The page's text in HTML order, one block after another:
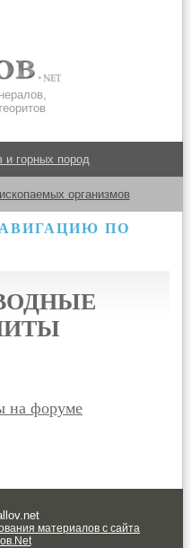
и горных пород
организмов
ПО
на форуме
материалов с сайта